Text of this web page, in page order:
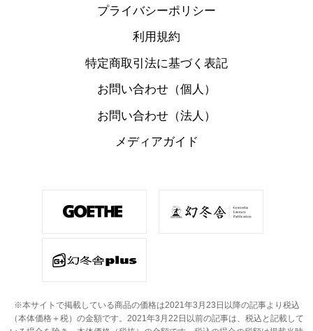
プライバシーポリシー
利用規約
特定商取引法に基づく表記
お問い合わせ（個人）
お問い合わせ（法人）
メディアガイド
※本サイトで掲載している商品の価格は2021年3月23日以降の記事より税込
（本体価格＋税）の金額です。 2021年3月22日以前の記事は、税込と記載して